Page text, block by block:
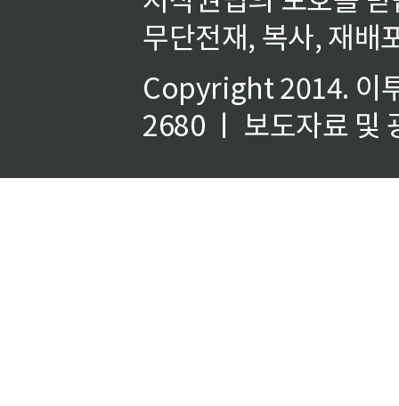
무단전재, 복사, 재배
Copyright 2014. 이
2680 ㅣ 보도자료